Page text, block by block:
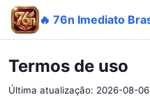
Termos de uso
Última atualização: 2026-08-06